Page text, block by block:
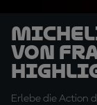
von
Sprints
Erlebe die Action